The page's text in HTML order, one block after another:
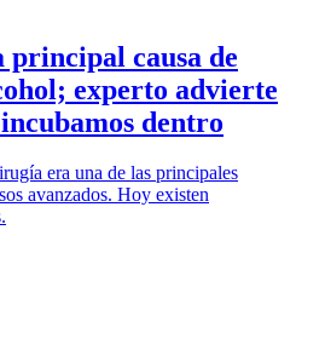
principal causa de
experto advierte
dentro